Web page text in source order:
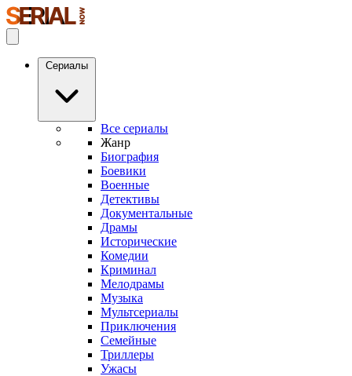
Сериалы
Все сериалы
Жанр
Биография
Боевики
Военные
Детективы
Документальные
Драмы
Исторические
Комедии
Криминал
Мелодрамы
Музыка
Мультсериалы
Приключения
Семейные
Триллеры
Ужасы